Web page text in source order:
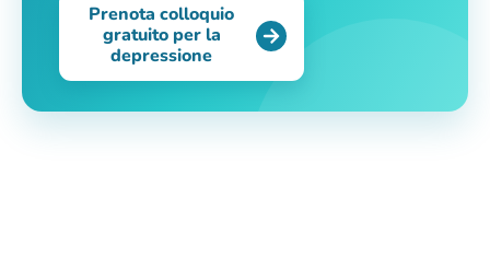
Prenota colloquio
gratuito per la
depressione